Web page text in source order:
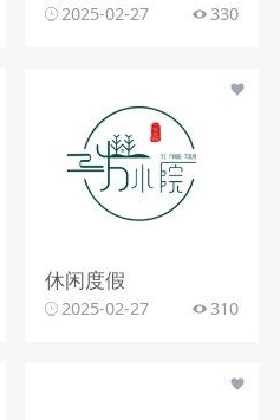
2025-02-27 330
休闲度假
2025-02-27 310